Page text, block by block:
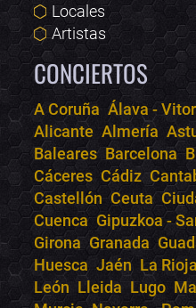
Locales
Artistas
CONCIERTOS
A Coruña Álava -
Alicante Almería
Baleares Barcelona
Cáceres Cádiz
Castellón Ceuta
Cuenca Gipuzkoa -
Girona Granada
Huesca Jaén La
León Lleida Lugo
Bololoco ·
Online · Te ayudo